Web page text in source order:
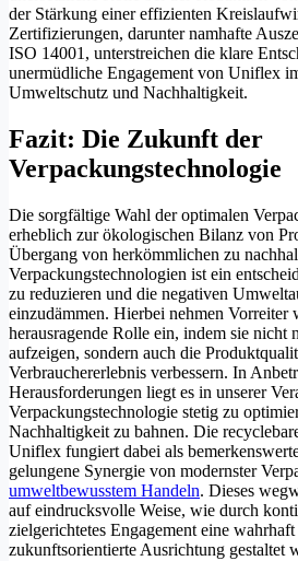
der Stärkung einer effizienten
Zertifizierungen, darunter namhafte
ISO 14001, unterstreichen die klare
unermüdliche Engagement von Uniflex
Umweltschutz und Nachhaltigkeit.
Fazit: Die Zukunft der
Verpackungstechnologie
Die sorgfältige Wahl der optimalen
erheblich zur ökologischen Bilanz von
Übergang von herkömmlichen zu
Verpackungstechnologien ist ein
zu reduzieren und die negativen
einzudämmen. Hierbei nehmen Vorreiter
herausragende Rolle ein, indem sie nicht
aufzeigen, sondern auch die
Verbrauchererlebnis verbessern. In
Herausforderungen liegt es in unserer
Verpackungstechnologie stetig zu
Nachhaltigkeit zu bahnen. Die
Uniflex fungiert dabei als
gelungene Synergie von modernster
umweltbewusstem Handeln. Dieses
auf eindrucksvolle Weise, wie durch
zielgerichtetes Engagement eine
zukunftsorientierte Ausrichtung gestaltet